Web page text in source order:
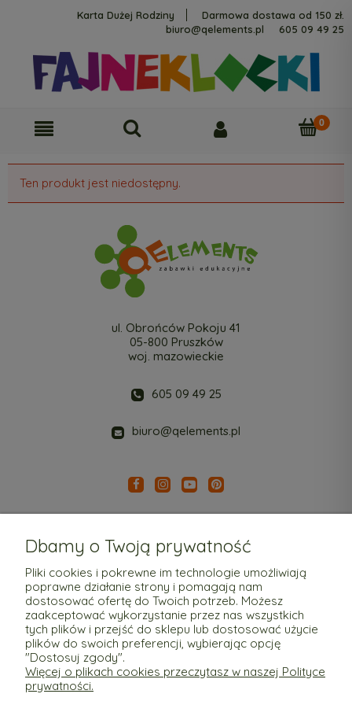
Karta Dużej Rodziny
Darmowa dostawa od 150 zł.
biuro@qelements.pl
605 09 49 25
Ten produkt jest niedostępny.
Pomoc
Moje konto
Płatności i dostawa
ul. Obrońców Pokoju 41
05-800 Pruszków
woj. mazowieckie
605 09 49 25
biuro@qelements.pl
Dbamy o Twoją prywatność
Pliki cookies i pokrewne im technologie umożliwiają
poprawne działanie strony i pomagają nam
dostosować ofertę do Twoich potrzeb. Możesz
zaakceptować wykorzystanie przez nas wszystkich
tych plików i przejść do sklepu lub dostosować użycie
plików do swoich preferencji, wybierając opcję
"Dostosuj zgody".
Więcej o plikach cookies przeczytasz w naszej Polityce
prywatności.